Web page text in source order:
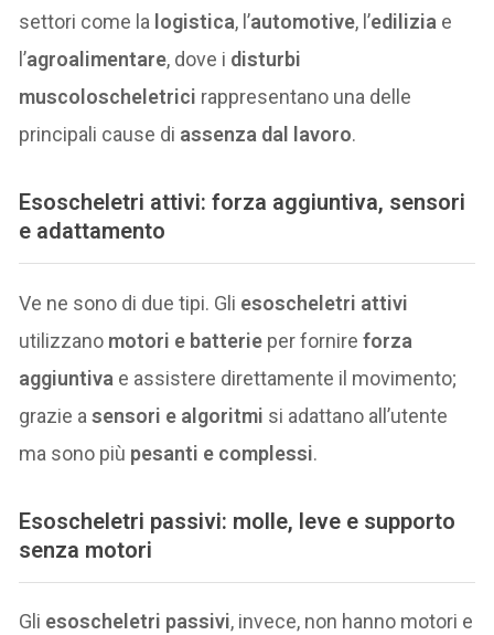
settori come la logistica, l’automotive, l’edilizia e
l’agroalimentare, dove i disturbi
muscoloscheletrici rappresentano una delle
principali cause di assenza dal lavoro.
Esoscheletri attivi: forza aggiuntiva, sensori
e adattamento
Ve ne sono di due tipi. Gli esoscheletri attivi
utilizzano motori e batterie per fornireforza
aggiuntiva e assistere direttamente il movimento;
grazie asensori e algoritmi si adattano all’utente
ma sono più pesanti e complessi.
Esoscheletri passivi: molle, leve e supporto
senza motori
Gli esoscheletri passivi, invece, non hanno motori e